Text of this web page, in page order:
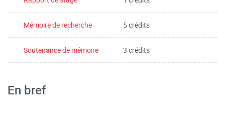
Mémoire de recherche 5 crédits
Soutenance de mémoire 3 crédits
En bref